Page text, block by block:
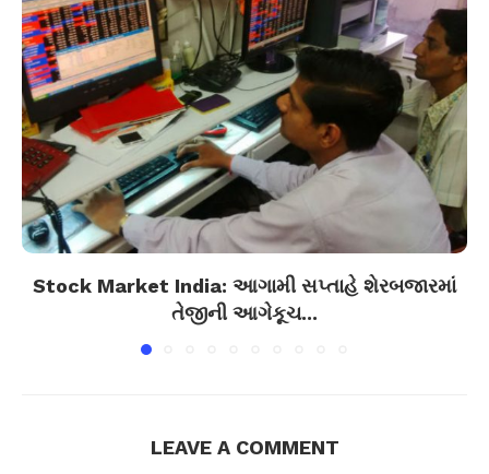
Stock Market India: આગામી સપ્તાહે શેરબજારમાં
તેજીની આગેકૂચ...
LEAVE A COMMENT